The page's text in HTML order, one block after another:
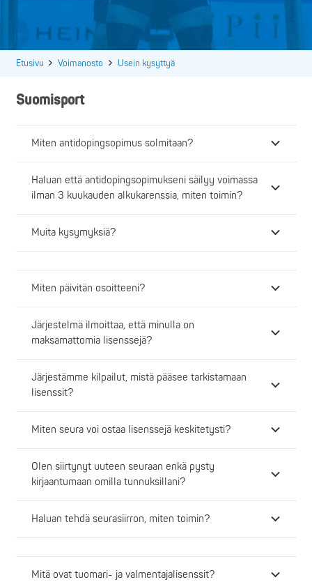
Etusivu Voimanosto Usein kysyttyä
Suomisport
Miten antidopingsopimus solmitaan?
Haluan että antidopingsopimukseni säilyy voimassa
ilman 3 kuukauden alkukarenssia, miten toimin?
Muita kysymyksiä?
Miten päivitän osoitteeni?
Järjestelmä ilmoittaa, että minulla on
maksamattomia lisenssejä?
Järjestämme kilpailut, mistä pääsee tarkistamaan
lisenssit?
Miten seura voi ostaa lisenssejä keskitetysti?
Olen siirtynyt uuteen seuraan enkä pysty
kirjaantumaan omilla tunnuksillani?
Haluan tehdä seurasiirron, miten toimin?
Mitä ovat tuomari- ja valmentajalisenssit?